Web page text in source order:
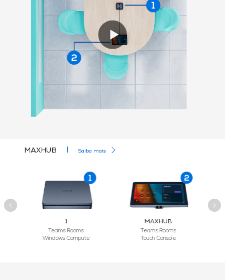
MAXHUB Saiba mais
1
Teams Rooms
Windows Compute
MAXHUB
Teams Rooms
Touch Console